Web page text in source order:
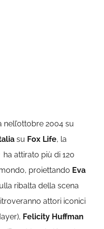
2004 su
su Fox Life, la
ha attirato più di 120
proiettando Eva
ribalta della scena
attori iconici
Felicity Huffman